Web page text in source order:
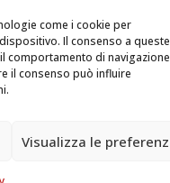
come i cookie per
Il consenso a queste
comportamento di
il consenso può influire
Visualizza le